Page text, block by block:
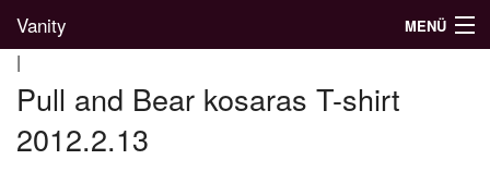
Vanity MENÜ
Divatblog
|
Pull and Bear kosaras T-shirt
2012.2.13